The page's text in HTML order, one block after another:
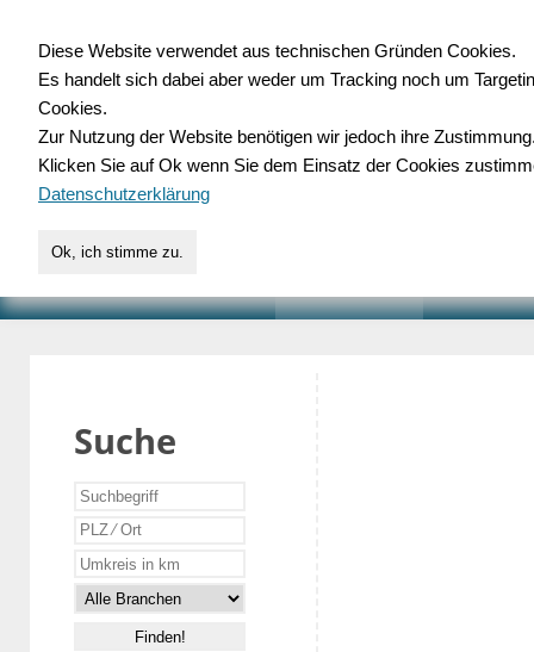
für Handwerk,
Suche
Diese Website verwendet aus technischen Gründen Cookies.
Es handelt sich dabei aber weder um Tracking noch um
Cookies.
Zur Nutzung der Website benötigen wir jedoch ihre
Klicken Sie auf Ok wenn Sie dem Einsatz der Cookies
Datenschutzerklärung
Ok, ich stimme zu.